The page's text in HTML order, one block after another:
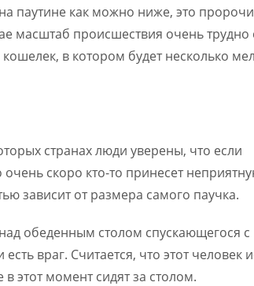
паутине как можно ниже, это
масштаб происшествия очень трудно
в котором будет несколько
странах люди уверены, что если
скоро кто-то принесет
зависит от размера самого паучка.
обеденным столом спускающегося с
враг. Считается, что этот человек
этот момент сидят за столом.